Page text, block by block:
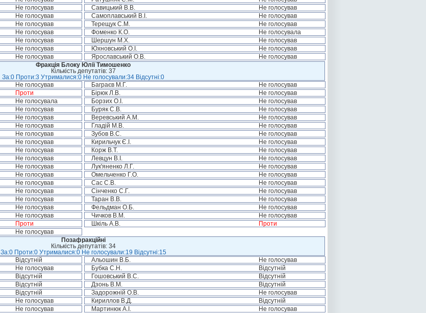
Не голосував Савицький В.В.
Не голосував
Не голосував Самоплавський В.І.
Не голосував
Не голосував Терещук С.М.
Не голосував
Не голосував Фоменко К.О.
Не голосувала
Не голосував Шершун М.Х.
Не голосував
Не голосував Юхновський О.І.
Не голосував
Не голосував Ярославський О.В.
Не голосував
Фракція Блоку Юлії Тимошенко
Кількість депутатів: 37
За:0 Проти:3 Утрималися:0 Не голосували:34 Відсутні:0
Не голосував Баграєв М.Г.
Не голосував
Проти Бірюк Л.В.
Не голосував
Не голосувала Борзих О.І.
Не голосував
Не голосував Буряк С.В.
Не голосував
Не голосував Веревський А.М.
Не голосував
Не голосував Гладій М.В.
Не голосував
Не голосував Зубов В.С.
Не голосував
Не голосував Кирильчук Є.І.
Не голосував
Не голосував Корж В.Т.
Не голосував
Не голосував Левцун В.І.
Не голосував
Не голосував Лук'яненко Л.Г.
Не голосував
Не голосував Омельченко Г.О.
Не голосував
Не голосував Сас С.В.
Не голосував
Не голосував Сінченко С.Г.
Не голосував
Не голосував Таран В.В.
Не голосував
Не голосував Фельдман О.Б.
Не голосував
Не голосував Чичков В.М.
Не голосував
Проти Шкіль А.В.
Проти
Не голосував
Позафракційні
Кількість депутатів: 34
За:0 Проти:0 Утрималися:0 Не голосували:19 Відсутні:15
Відсутній Альошин В.Б.
Не голосував
Не голосував Бубка С.Н.
Відсутній
Відсутній Гошовський В.С.
Відсутній
Відсутній Дзонь В.М.
Відсутній
Відсутній Задорожній О.В.
Не голосував
Не голосував Кириллов В.Д.
Відсутній
Не голосував Мартинюк А.І.
Не голосував